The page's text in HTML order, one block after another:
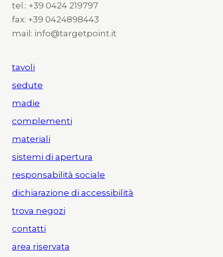
tel.: +39 0424 219797
fax: +39 0424898443
mail: info@targetpoint.it
tavoli
sedute
madie
complementi
materiali
sistemi di apertura
responsabilità sociale
dichiarazione di accessibilità
trova negozi
contatti
area riservata